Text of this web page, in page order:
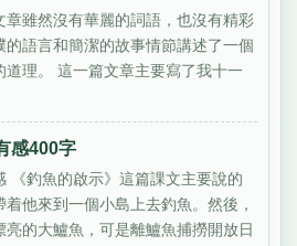
章雖然沒有華麗的詞語，也沒有精彩
的語言和簡潔的故事情節講述了一個
道理。 這一篇文章主要寫了我十一
感400字
《釣魚的啟示》這篇課文主要說的
他來到一個小島上去釣魚。然後，
的大鱸魚，可是離鱸魚捕撈開放日